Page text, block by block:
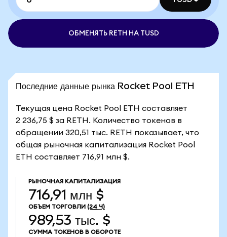
ОБМЕНЯТЬ RETH НА TUSD
Последние данные рынка Rocket Pool ETH
Текущая цена Rocket Pool ETH составляет
2 236,75 $ за RETH. Количество токенов в
обращении 320,51 тыс. RETH показывает, что
общая рыночная капитализация Rocket Pool
ETH составляет 716,91 млн $.
РЫНОЧНАЯ КАПИТАЛИЗАЦИЯ
716,91 млн $
ОБЪЕМ ТОРГОВЛИ (24 Ч)
989,53 тыс. $
СУММА ТОКЕНОВ В ОБОРОТЕ